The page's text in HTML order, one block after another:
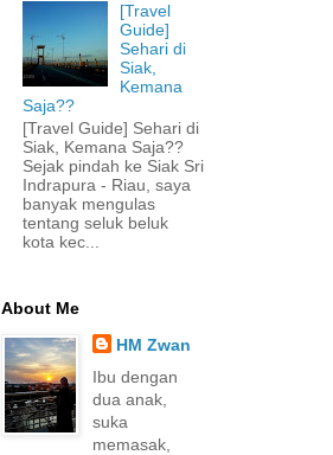
[Travel
Guide]
Sehari di
Siak,
Kemana
Saja??
[Travel Guide] Sehari di
Siak, Kemana Saja??
Sejak pindah ke Siak Sri
Indrapura - Riau, saya
banyak mengulas
tentang seluk beluk
kota kec...
About Me
HM Zwan
Ibu dengan
dua anak,
suka
memasak,